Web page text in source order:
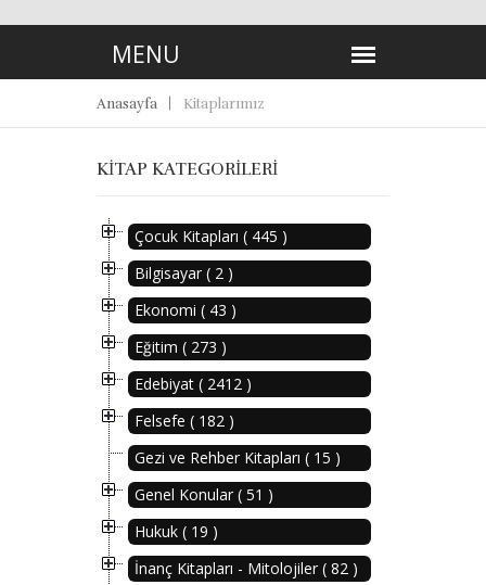
Anasayfa Kitaplarımız
KITAP KATEGORILERI
Çocuk Kitapları ( 445 )
Bilgisayar ( 2 )
Ekonomi ( 43 )
Eğitim ( 273 )
Edebiyat ( 2412 )
Felsefe ( 182 )
Gezi ve Rehber Kitapları ( 15 )
Genel Konular ( 51 )
Hukuk ( 19 )
İnanç Kitapları - Mitolojiler ( 82 )